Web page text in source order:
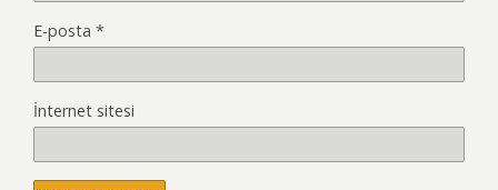
E-posta *
İnternet sitesi